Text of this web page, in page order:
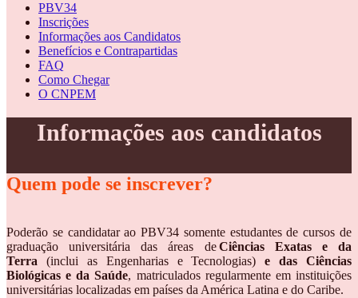
PBV34
Inscrições
Informações aos Candidatos
Benefícios e Contrapartidas
FAQ
Como Chegar
O CNPEM
Informações aos candidatos
Quem pode se inscrever?
Poderão se candidatar aoPBV34 somente estudantes de cursos de
graduação universitária das áreas deCiências Exatas e da
Terra (inclui as Engenharias e Tecnologias) e das Ciências
Biológicas e da Saúde, matriculados regularmente em instituições
universitárias localizadas em países da América Latina e do Caribe.